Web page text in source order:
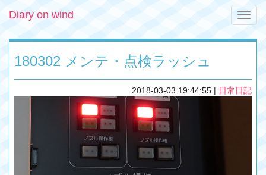
Toggle
Diary on wind
180302 メンテ・点検ラッシュ
2018-03-03 19:44:55 | 日常日記